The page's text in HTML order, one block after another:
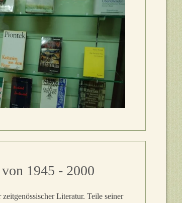
1945 - 2000
Literatur. Teile seiner